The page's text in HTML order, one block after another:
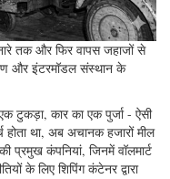
तक और फिर वापस जहाजों से
और इंटरमॉडल संस्थान के
टुकड़ा, कार का एक पुर्जा - ऐसी
था, अब अचानक हजारों मील
कंपनियां, जिनमें वॉलमार्ट
के लिए शिपिंग कंटेनर द्वारा